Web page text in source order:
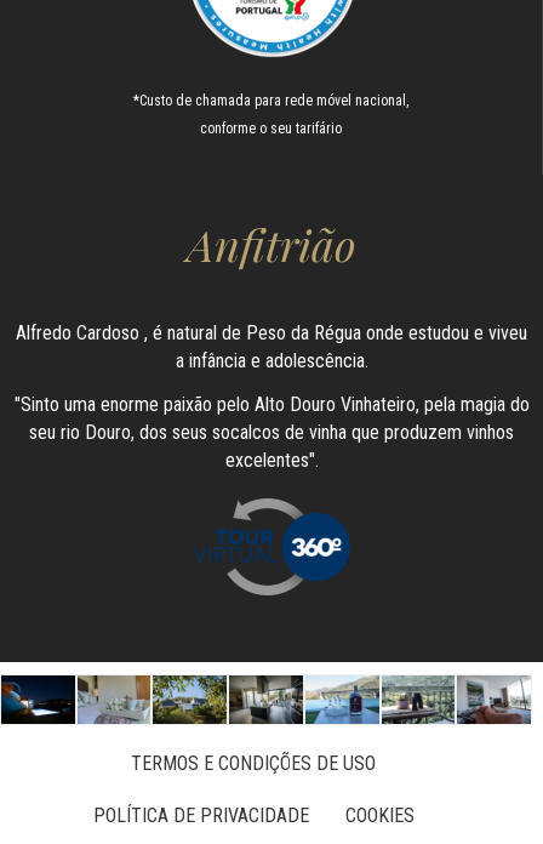
*Custo de chamada para rede móvel nacional,
conforme o seu tarifário
Anfitrião
Alfredo Cardoso , é natural de Peso da Régua onde estudou e viveu
a infância e adolescência.
"Sinto uma enorme paixão pelo Alto Douro Vinhateiro, pela magia do
seu rio Douro, dos seus socalcos de vinha que produzem vinhos
excelentes".
TERMOS E CONDIÇÕES DE USO
POLÍTICA DE PRIVACIDADE COOKIES